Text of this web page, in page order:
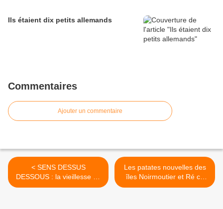
Ils étaient dix petits allemands
Commentaires
Ajouter un commentaire
< SENS DESSUS
DESSOUS : la vieillesse ne
m’apparaît plus comme une
Les patates nouvelles des
îles Noirmoutier et Ré ce
n’est pas donné… 12,95€